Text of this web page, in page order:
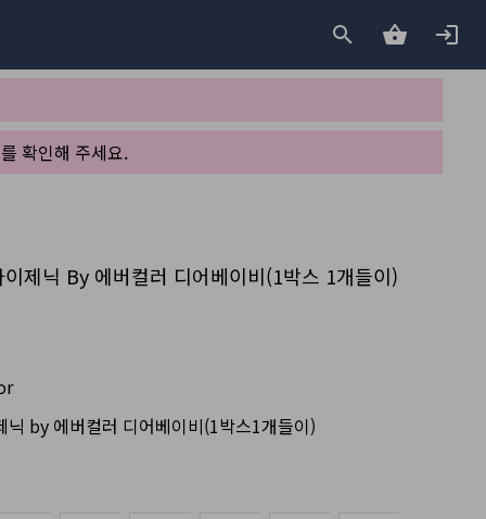
확인해 주세요.
제닉 By 에버컬러 디어베이비(1박스 1개들이)
by 에버컬러 디어베이비(1박스1개들이)